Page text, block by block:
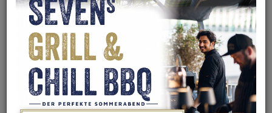
Die Kids feiern und die Eltern genießen einen stressfreien
Tag. So sehen die Kindergeburtstage in der Bowling World
Lübeck aus. Leckeres Essen und spannendes Bowling
auf kindgerechten Bahnen lassen die Herzen der Kids
höher schlagen. Einladungen zum Download und ein toll
dekorierter Tisch - gönnen Sie Ihrem Kind und auch sich
einen lustigen und sorgenfreien Tag!